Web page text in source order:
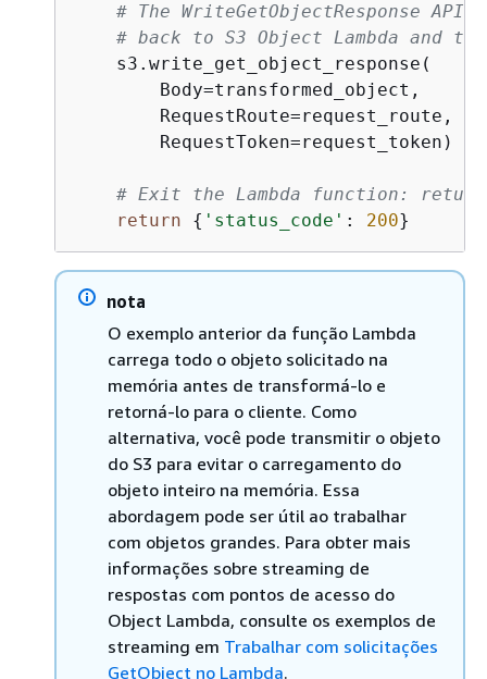
# The WriteGetObjectResponse
# back to S3 Object Lambda and
    s3.write_get_object_response(
        Body=transformed_object,
        RequestRoute=request_route,
        RequestToken=request_token)
# Exit the Lambda function:
return
{ 'status_code' : 200
nota
O exemplo anterior da função Lambda
carrega todo o objeto solicitado na
memória antes de transformá-lo e
retorná-lo para o cliente. Como
alternativa, você pode transmitir o objeto
do S3 para evitar o carregamento do
objeto inteiro na memória. Essa
abordagem pode ser útil ao trabalhar
com objetos grandes. Para obter mais
informações sobre streaming de
respostas com pontos de acesso do
Object Lambda, consulte os exemplos de
streaming em Trabalhar com solicitações
GetObject no Lambda.